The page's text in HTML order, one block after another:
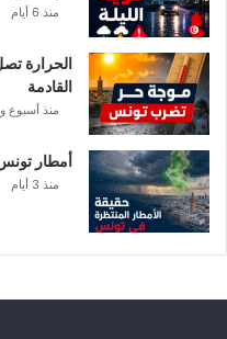
منذ 6 أيام
القادمة
منذ أسبوع
أمطار
منذ 3 أيام